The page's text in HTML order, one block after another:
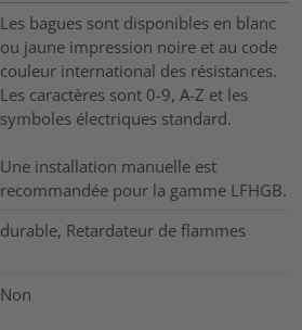
Les bagues sont disponibles en blanc
ou jaune impression noire et au code
couleur international des résistances.
Les caractères sont 0-9, A-Z et les
symboles électriques standard.
Une installation manuelle est
recommandée pour la gamme LFHGB.
durable, Retardateur de flammes
Non